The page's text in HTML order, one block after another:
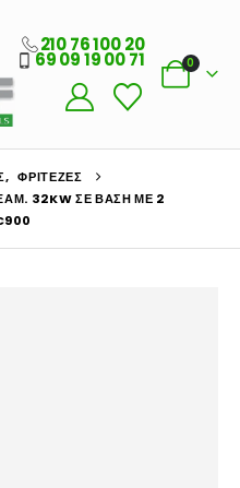
210 76 100 20
69 09 19 00 71 0
, ΦΡΙΤΈΖΕΣ
32KW ΣΕ ΒΆΣΗ ΜΕ 2